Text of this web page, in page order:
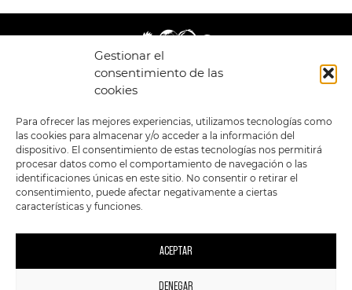
Gestionar el
consentimiento de las
cookies
Para ofrecer las mejores experiencias, utilizamos tecnologías como
las cookies para almacenar y/o acceder a la información del
dispositivo. El consentimiento de estas tecnologías nos permitirá
procesar datos como el comportamiento de navegación o las
identificaciones únicas en este sitio. No consentir o retirar el
consentimiento, puede afectar negativamente a ciertas
características y funciones.
ACEPTAR
DENEGAR
LEGAL
POLÍTICA DE
PRIVACIDAD
TÉRMINOS Y
CONDICIONES
GENERALES DE LA
POLÍTICA DE COOKIES
ENLACES
TIENDA
ESTILOS
FORMATOS
PREVENTAS
OFERTAS
MERCHANDISING